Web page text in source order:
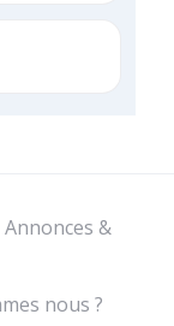
&
nous ?